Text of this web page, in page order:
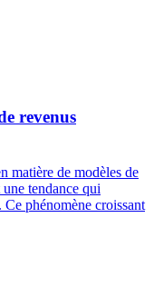
revenus
matière de modèles de
tendance qui
Ce phénomène croissant